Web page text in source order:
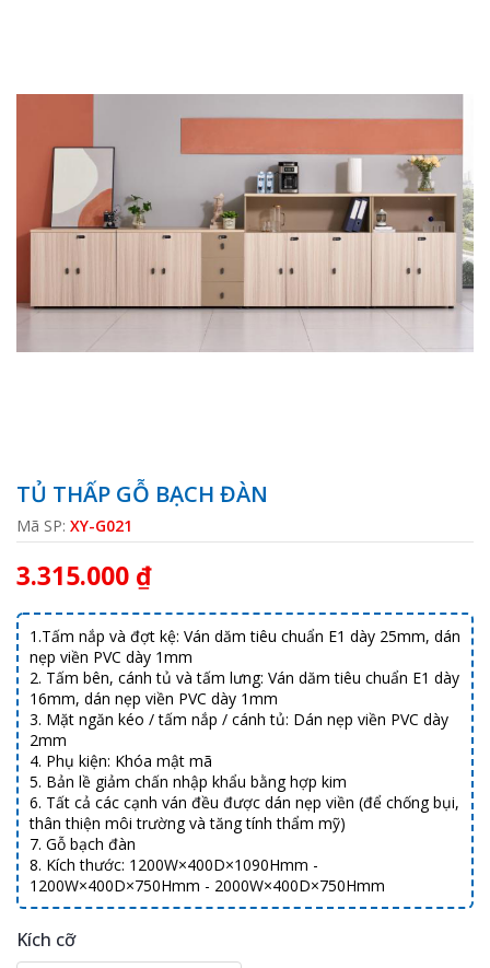
TỦ THẤP GỖ BẠCH ĐÀN
Mã SP: XY-G021
3.315.000 ₫
1.Tấm nắp và đợt kệ: Ván dăm tiêu chuẩn E1 dày 25mm, dán
nẹp viền PVC dày 1mm
2. Tấm bên, cánh tủ và tấm lưng: Ván dăm tiêu chuẩn E1 dày
16mm, dán nẹp viền PVC dày 1mm
3. Mặt ngăn kéo / tấm nắp / cánh tủ: Dán nẹp viền PVC dày
2mm
4. Phụ kiện: Khóa mật mã
5. Bản lề giảm chấn nhập khẩu bằng hợp kim
6. Tất cả các cạnh ván đều được dán nẹp viền (để chống bụi,
thân thiện môi trường và tăng tính thẩm mỹ)
7. Gỗ bạch đàn
8. Kích thước: 1200W×400D×1090Hmm -
1200W×400D×750Hmm - 2000W×400D×750Hmm
Kích cỡ